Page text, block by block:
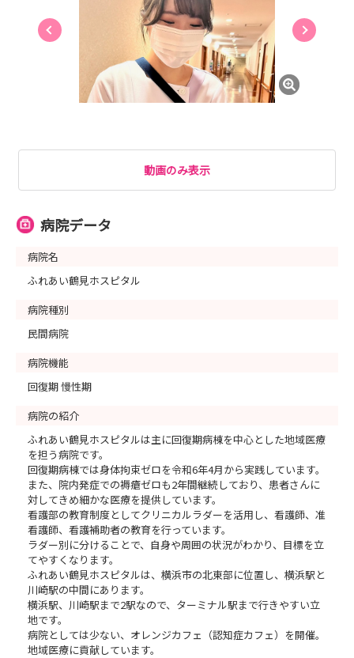
マイナビまたは電話やメールでも構いませんので、お気軽
にご連絡ください！
皆様にお会いできることを楽しみにしております！
動画のみ表示
病院データ
病院名
ふれあい鶴見ホスピタル
病院種別
民間病院
病院機能
回復期 慢性期
病院の紹介
ふれあい鶴見ホスピタルは主に回復期病棟を中心とした地域医療
を担う病院です。
回復期病棟では身体拘束ゼロを令和6年4月から実践しています。
また、院内発症での褥瘡ゼロも2年間継続しており、患者さんに
対してきめ細かな医療を提供しています。
看護部の教育制度としてクリニカルラダーを活用し、看護師、准
看護師、看護補助者の教育を行っています。
ラダー別に分けることで、自身や周囲の状況がわかり、目標を立
てやすくなります。
ふれあい鶴見ホスピタルは、横浜市の北東部に位置し、横浜駅と
川崎駅の中間にあります。
横浜駅、川崎駅まで2駅なので、ターミナル駅まで行きやすい立
地です。
病院としては少ない、オレンジカフェ（認知症カフェ）を開催。
地域医療に貢献しています。